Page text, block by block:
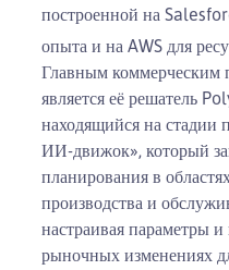
построенной на
опыта и на AWS для
Главным коммерческим
является её решатель
находящийся на стадии
ИИ-движок», который
планирования в
производства и
настраивая параметры
рыночных изменениях